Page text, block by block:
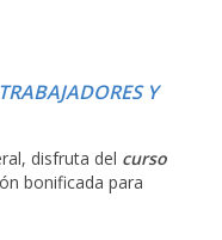
Y
disfruta del curso
bonificada para